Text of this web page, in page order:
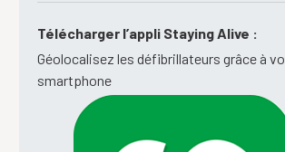
Télécharger l’appli Staying Alive :
Géolocalisez les défibrillateurs grâce à
smartphone